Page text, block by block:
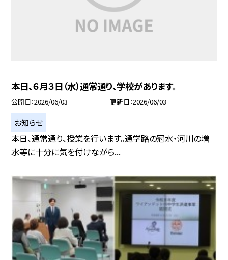
本日、６月３日（水）通常通り、学校があります。
公開日 2026/06/03 更新日 2026/06/03
お知らせ
本日、通常通り、授業を行います。通学路の冠水・河川の増
水等に十分に気を付けながら...